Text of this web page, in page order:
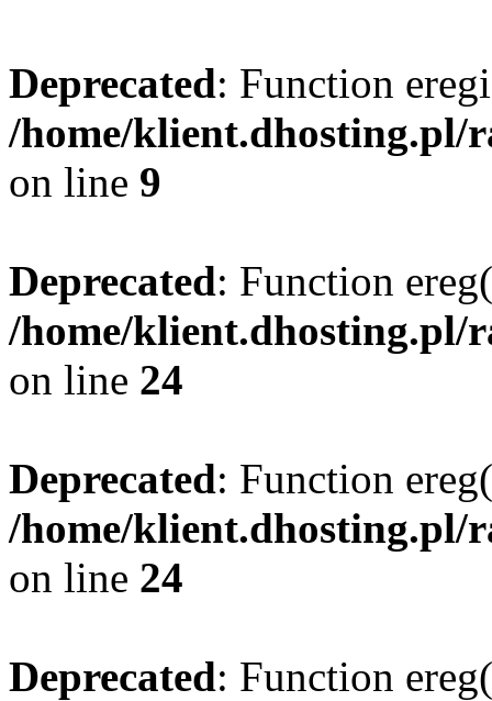
Deprecated: Function
/home/klient.dhosting.pl/
on line 9
Deprecated: Function
/home/klient.dhosting.pl/
on line 24
Deprecated: Function
/home/klient.dhosting.pl/
on line 24
Deprecated: Function